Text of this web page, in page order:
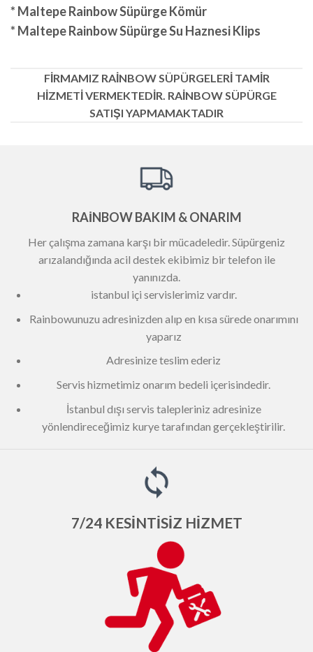
* Maltepe Rainbow Süpürge Kömür
* Maltepe Rainbow Süpürge Su Haznesi Klips
FİRMAMIZ RAİNBOW SÜPÜRGELERİ TAMİR
HİZMETİ VERMEKTEDİR. RAİNBOW SÜPÜRGE
SATIŞI YAPMAMAKTADIR
RAİNBOW BAKIM & ONARIM
Her çalışma zamana karşı bir mücadeledir. Süpürgeniz
arızalandığında acil destek ekibimiz bir telefon ile
yanınızda.
istanbul içi servislerimiz vardır.
Rainbowunuzu adresinizden alıp en kısa sürede onarımını
yaparız
Adresinize teslim ederiz
Servis hizmetimiz onarım bedeli içerisindedir.
İstanbul dışı servis talepleriniz adresinize
yönlendireceğimiz kurye tarafından gerçekleştirilir.
7/24 KESİNTİSİZ HİZMET